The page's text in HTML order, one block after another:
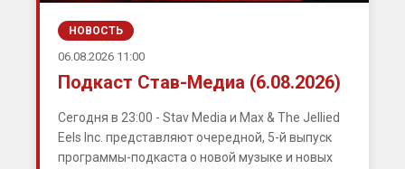
НОВОСТЬ
06.08.2026 11:00
Подкаст Став-Медиа (6.08.2026)
Сегодня в 23:00 - Stav Media и Max & The Jellied
Eels Inc. представляют очередной, 5-й выпуск
программы-подкаста о новой музыке и новых